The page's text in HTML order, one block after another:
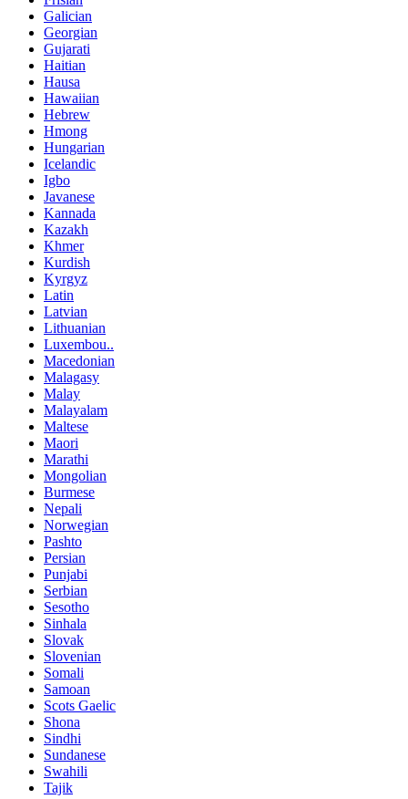
Galician
Georgian
Gujarati
Haitian
Hausa
Hawaiian
Hebrew
Hmong
Hungarian
Icelandic
Igbo
Javanese
Kannada
Kazakh
Khmer
Kurdish
Kyrgyz
Latin
Latvian
Lithuanian
Luxembou..
Macedonian
Malagasy
Malay
Malayalam
Maltese
Maori
Marathi
Mongolian
Burmese
Nepali
Norwegian
Pashto
Persian
Punjabi
Serbian
Sesotho
Sinhala
Slovak
Slovenian
Somali
Samoan
Scots Gaelic
Shona
Sindhi
Sundanese
Swahili
Tajik